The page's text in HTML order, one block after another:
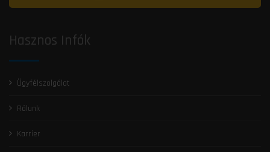
Hasznos Infók
Ügyfélszolgálat
Rólunk
Karrier